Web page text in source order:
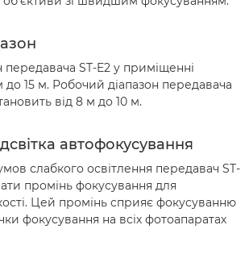
передавача ST-E2 у приміщенні
до 15 м. Робочий діапазон передавача
від 8 м до 10 м.
автофокусування
слабкого освітлення передавач ST-
промінь фокусування для
Цей промінь сприяє фокусуванню
фокусування на всіх фотоапаратах